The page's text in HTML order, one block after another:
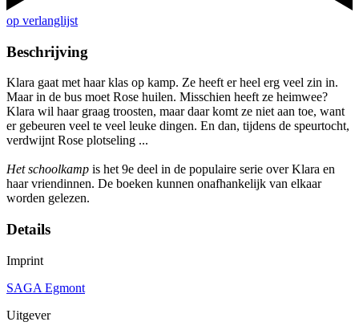
op verlanglijst
Beschrijving
Klara gaat met haar klas op kamp. Ze heeft er heel erg veel zin in.
Maar in de bus moet Rose huilen. Misschien heeft ze heimwee?
Klara wil haar graag troosten, maar daar komt ze niet aan toe, want
er gebeuren veel te veel leuke dingen. En dan, tijdens de speurtocht,
verdwijnt Rose plotseling ...
Het schoolkamp is het 9e deel in de populaire serie over Klara en
haar vriendinnen. De boeken kunnen onafhankelijk van elkaar
worden gelezen.
Details
Imprint
SAGA Egmont
Uitgever